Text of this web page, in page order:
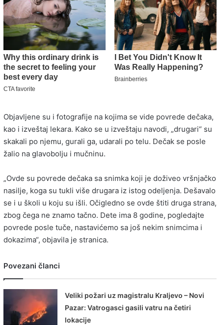
Objavljene su i fotografije na kojima se vide povrede dečaka,
kao i izveštaj lekara. Kako se u izveštaju navodi, „drugari“ su
skakali po njemu, gurali ga, udarali po telu. Dečak se posle
žalio na glavobolju i mučninu.
„Ovde su povrede dečaka sa snimka koji je doživeo vršnjačko
nasilje, koga su tukli više drugara iz istog odeljenja. Dešavalo
se i u školi u koju su išli. Očigledno se ovde štiti druga strana,
zbog čega ne znamo tačno. Dete ima 8 godine, pogledajte
povrede posle tuče, nastavićemo sa još nekim snimcima i
dokazima“, objavila je stranica.
Povezani članci
Veliki požari uz magistralu Kraljevo – Novi
Pazar: Vatrogasci gasili vatru na četiri
lokacije